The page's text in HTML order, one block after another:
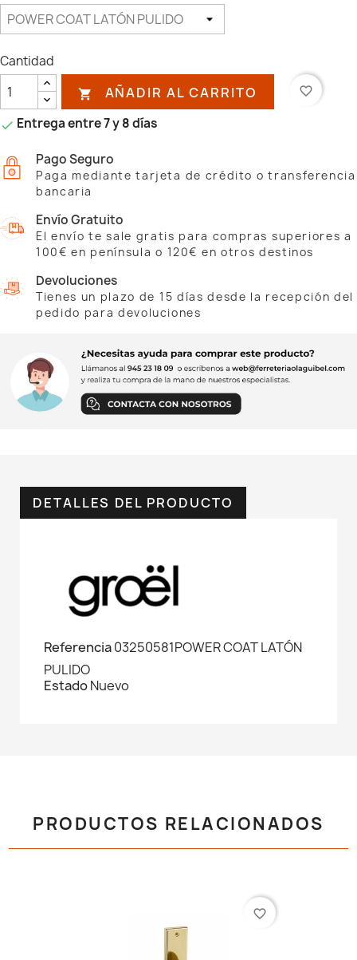
Cantidad
 AÑADIR AL CARRITO favorite_border
 Entrega entre 7 y 8 días
Pago Seguro
Paga mediante tarjeta de crédito o transferencia
bancaria
Envío Gratuito
El envío te sale gratis para compras superiores a
100€ en península o 120€ en otros destinos
Devoluciones
Tienes un plazo de 15 días desde la recepción del
pedido para devoluciones
DETALLES DEL PRODUCTO
Referencia03250581POWER COAT LATÓN
PULIDO
EstadoNuevo
PRODUCTOS RELACIONADOS
favorite_border